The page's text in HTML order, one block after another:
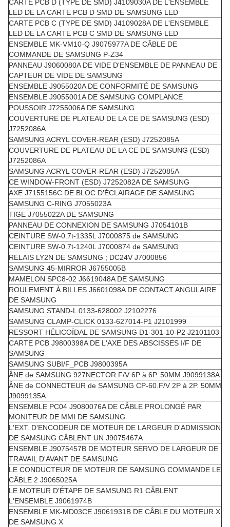
CARTE PCB D (TYPE DE SMD) J4109030A DE L'ENSEMBLE
LED DE LA CARTE PCB D SMD DE SAMSUNG LED
CARTE PCB C (TYPE DE SMD) J4109028A DE L'ENSEMBLE
LED DE LA CARTE PCB C SMD DE SAMSUNG LED
ENSEMBLE MK-VM10-Q J9075977A DE CÂBLE DE
COMMANDE DE SAMSUNG P-Z34
PANNEAU J9060080A DE VIDE D'ENSEMBLE DE PANNEAU DE
CAPTEUR DE VIDE DE SAMSUNG
ENSEMBLE J9055020A DE CONFORMITÉ DE SAMSUNG
ENSEMBLE J9055001A DE SAMSUNG COMPLANCE
POUSSOIR J7255006A DE SAMSUNG
COUVERTURE DE PLATEAU DE LA CE DE SAMSUNG (ESD)
J7252086A
SAMSUNG ACRYL COVER-REAR (ESD) J7252085A
COUVERTURE DE PLATEAU DE LA CE DE SAMSUNG (ESD)
J7252086A
SAMSUNG ACRYL COVER-REAR (ESD) J7252085A
CE WINDOW-FRONT (ESD) J7252082A DE SAMSUNG
AXE J7155156C DE BLOC D'ÉCLAIRAGE DE SAMSUNG
SAMSUNG C-RING J7055023A
TIGE J7055022A DE SAMSUNG
PANNEAU DE CONNEXION DE SAMSUNG J7054101B
CEINTURE SW-0.7t-1335L J7000875 de SAMSUNG
CEINTURE SW-0.7t-1240L J7000874 de SAMSUNG
RELAIS LY2N DE SAMSUNG ; DC24V J7000856
SAMSUNG 45-MIRROR J6755005B
MAMELON SPC8-02 J6619048A DE SAMSUNG
ROULEMENT À BILLES J6601098A DE CONTACT ANGULAIRE
DE SAMSUNG
SAMSUNG STAND-L 0133-628002 J2102276
SAMSUNG CLAMP-CLICK 0133-627014-P1 J2101999
RESSORT HÉLICOÏDAL DE SAMSUNG D1-301-10-P2 J2101103
CARTE PCB J9800398A DE L'AXE DES ABSCISSES I/F DE
SAMSUNG
SAMSUNG SUBI/F_PCB J9800395A
ÂNE de SAMSUNG 927NECTOR F/V 6P à 6P. 50MM J9099138A
ÂNE de CONNECTEUR de SAMSUNG CP-60.F/V 2P à 2P. 50MM
J9099135A
ENSEMBLE PC04 J9080076A DE CÂBLE PROLONGÉ PAR
MONITEUR DE MMI DE SAMSUNG
L'EXT. D'ENCODEUR DE MOTEUR DE LARGEUR D'ADMISSION
DE SAMSUNG CÂBLENT UN J9075467A
ENSEMBLE J9075457B DE MOTEUR SERVO DE LARGEUR DE
TRAVAIL D'AVANT DE SAMSUNG
LE CONDUCTEUR DE MOTEUR DE SAMSUNG COMMANDE LE
CÂBLE 2 J9065025A
LE MOTEUR D'ÉTAPE DE SAMSUNG R1 CÂBLENT
L'ENSEMBLE J9061974B
ENSEMBLE MK-MD03CE J9061931B DE CÂBLE DU MOTEUR X
DE SAMSUNG X